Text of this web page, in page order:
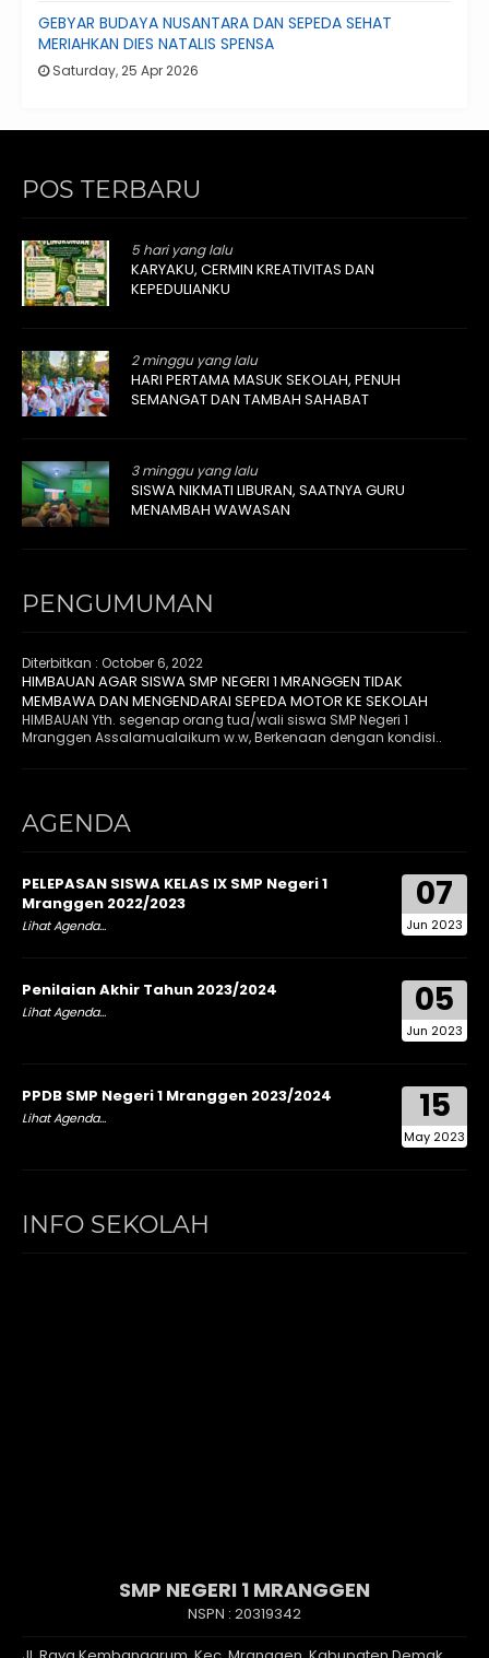
GEBYAR BUDAYA NUSANTARA DAN SEPEDA SEHAT
MERIAHKAN DIES NATALIS SPENSA
Saturday, 25 Apr 2026
POS TERBARU
5 hari yang lalu
KARYAKU, CERMIN KREATIVITAS DAN
KEPEDULIANKU
2 minggu yang lalu
HARI PERTAMA MASUK SEKOLAH, PENUH
SEMANGAT DAN TAMBAH SAHABAT
3 minggu yang lalu
SISWA NIKMATI LIBURAN, SAATNYA GURU
MENAMBAH WAWASAN
PENGUMUMAN
Diterbitkan : October 6, 2022
HIMBAUAN AGAR SISWA SMP NEGERI 1 MRANGGEN TIDAK
MEMBAWA DAN MENGENDARAI SEPEDA MOTOR KE SEKOLAH
HIMBAUAN Yth. segenap orang tua/wali siswa SMP Negeri 1
Mranggen Assalamualaikum w.w, Berkenaan dengan kondisi..
AGENDA
07
Jun 2023
PELEPASAN SISWA KELAS IX SMP Negeri 1
Mranggen 2022/2023
Lihat Agenda...
05
Jun 2023
Penilaian Akhir Tahun 2023/2024
Lihat Agenda...
15
May 2023
PPDB SMP Negeri 1 Mranggen 2023/2024
Lihat Agenda...
INFO SEKOLAH
SMP NEGERI 1 MRANGGEN
NSPN : 20319342